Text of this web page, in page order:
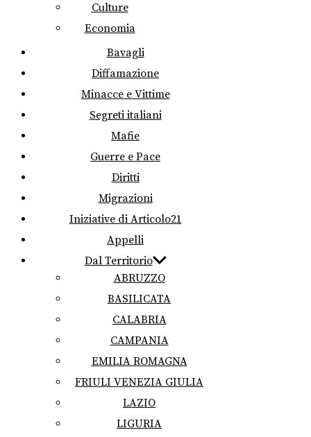
Culture
Economia
Bavagli
Diffamazione
Minacce e Vittime
Segreti italiani
Mafie
Guerre e Pace
Diritti
Migrazioni
Iniziative di Articolo21
Appelli
Dal Territorio
ABRUZZO
BASILICATA
CALABRIA
CAMPANIA
EMILIA ROMAGNA
FRIULI VENEZIA GIULIA
LAZIO
LIGURIA